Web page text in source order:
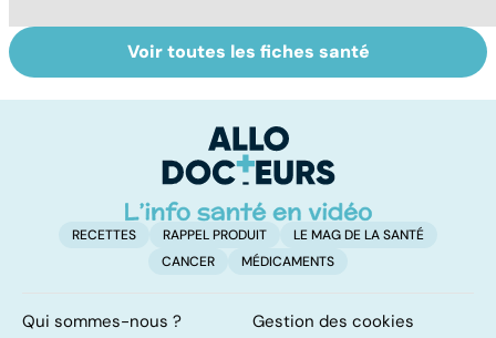
Tout savoir sur
les virus
Votre santé en
vacances
Voir toutes les fiches santé
RECETTES RAPPEL PRODUIT
LE MAG DE LA SANTÉ
CANCER
MÉDICAMENTS
Qui sommes-nous ?
Gestion des cookies